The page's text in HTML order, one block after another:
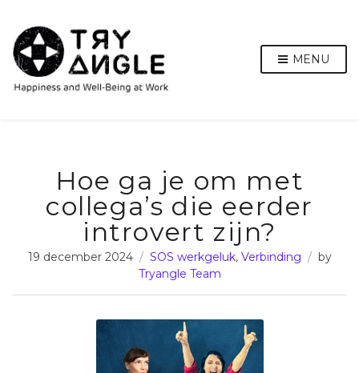
MENU
Hoe ga je om met
collega’s die eerder
introvert zijn?
19 december 2024 SOS werkgeluk, Verbinding
by
Tryangle Team